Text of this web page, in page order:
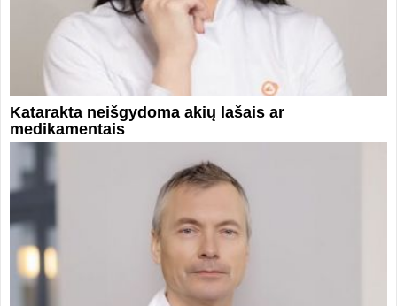
Katarakta neišgydoma akių lašais ar
medikamentais